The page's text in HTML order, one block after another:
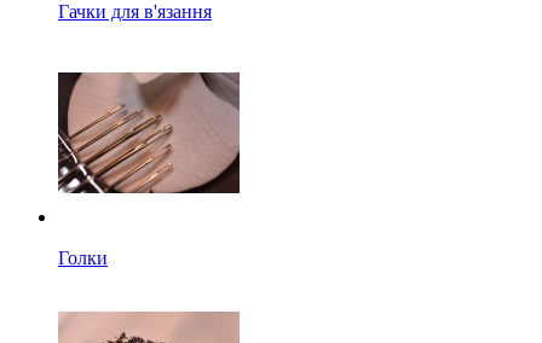
Гачки для в'язання
Голки